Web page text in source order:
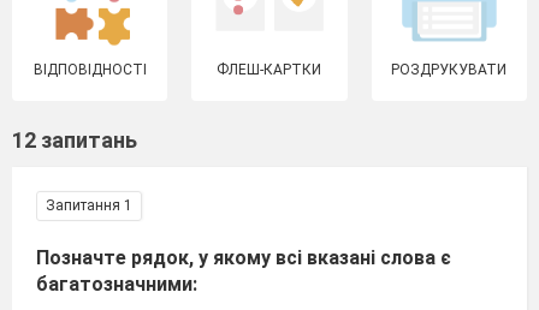
ВІДПОВІДНОСТІ ФЛЕШ-КАРТКИ РОЗДРУКУВАТИ
12 запитань
Запитання 1
Позначте рядок, у якому всі вказані слова є
багатозначними: